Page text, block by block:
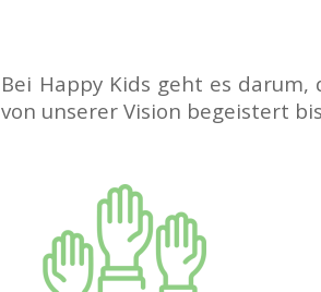
Bei Happy Kids geht es
von unserer Vision begeistert